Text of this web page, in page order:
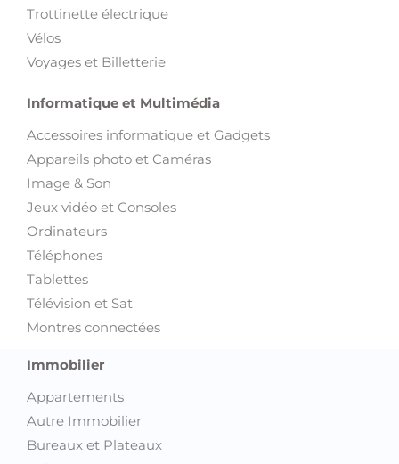
Trottinette électrique
Vélos
Voyages et Billetterie
Informatique et Multimédia
Accessoires informatique et Gadgets
Appareils photo et Caméras
Image & Son
Jeux vidéo et Consoles
Ordinateurs
Téléphones
Tablettes
Télévision et Sat
Montres connectées
Immobilier
Appartements
Autre Immobilier
Bureaux et Plateaux